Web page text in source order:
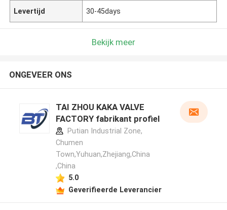
Levertijd 30-45days
Bekijk meer
ONGEVEER ONS
TAI ZHOU KAKA VALVE
FACTORY fabrikant profiel
Putian Industrial Zone,
Chumen
Town,Yuhuan,Zhejiang,China
,China
5.0
Geverifieerde Leverancier